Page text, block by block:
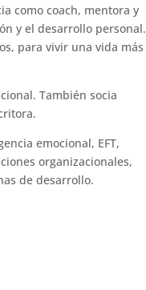
como coach, mentora y
y el desarrollo personal.
para vivir una vida más
También socia
emocional, EFT,
organizacionales,
de desarrollo.